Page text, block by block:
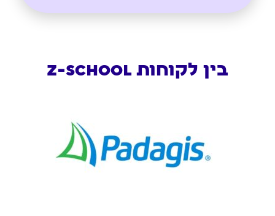
בין לקוחות Z-SCHOOL